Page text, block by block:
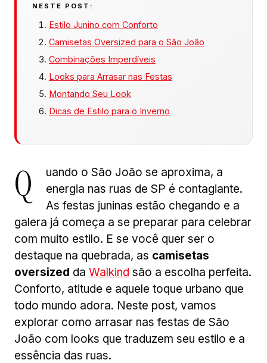
NESTE POST:
Estilo Junino com Conforto
Camisetas Oversized para o São João
Combinações Imperdíveis
Looks para Arrasar nas Festas
Montando Seu Look
Dicas de Estilo para o Inverno
Q
uando o São João se aproxima, a
energia nas ruas de SP é contagiante.
As festas juninas estão chegando e a
galera já começa a se preparar para celebrar
com muito estilo. E se você quer ser o
destaque na quebrada, as camisetas
oversized da Walkind são a escolha perfeita.
Conforto, atitude e aquele toque urbano que
todo mundo adora. Neste post, vamos
explorar como arrasar nas festas de São
João com looks que traduzem seu estilo e a
essência das ruas.